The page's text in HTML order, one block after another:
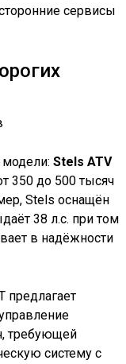
сервисы
Stels ATV
350 до 500 тысяч
Stels оснащён
38 л.с. при том
в надёжности
предлагает
требующей
систему с